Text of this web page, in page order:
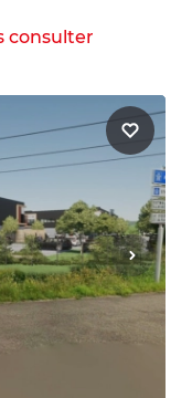
consulter